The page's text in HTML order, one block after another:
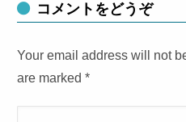
コメントをどうぞ
Your email address will not
are marked*